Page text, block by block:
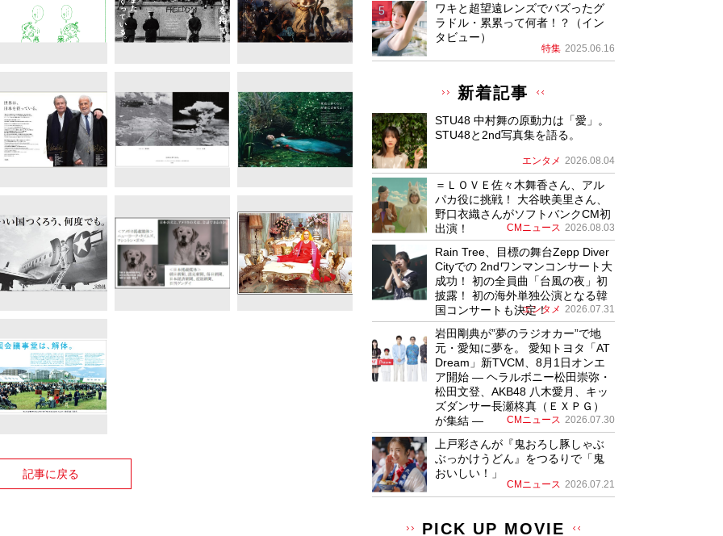
記事に戻る
ワキと超望遠レンズでバズったグ
ラドル・累累って何者！？（イン
タビュー）
特集 2025.06.16
新着記事
STU48 中村舞の原動力は「愛」。
STU48と2nd写真集を語る。
エンタメ 2026.08.04
＝ＬＯＶＥ佐々木舞香さん、アル
パカ役に挑戦！ 大谷映美里さん、
野口衣織さんがソフトバンクCM初
出演！
CMニュース 2026.08.03
Rain Tree、目標の舞台Zepp Diver
Cityでの 2ndワンマンコンサート大
成功！ 初の全員曲「台風の夜」初
披露！ 初の海外単独公演となる韓
国コンサートも決定！
エンタメ 2026.07.31
岩田剛典が”夢のラジオカー”で地
元・愛知に夢を。 愛知トヨタ「AT
Dream」新TVCM、8月1日オンエ
ア開始 ― ヘラルボニー松田崇弥・
松田文登、AKB48 八木愛月、キッ
ズダンサー長瀬柊真（ＥＸＰＧ）
が集結 ―
CMニュース 2026.07.30
上戸彩さんが『鬼おろし豚しゃぶ
ぶっかけうどん』をつるりで「鬼
おいしい！」
CMニュース 2026.07.21
PICK UP MOVIE